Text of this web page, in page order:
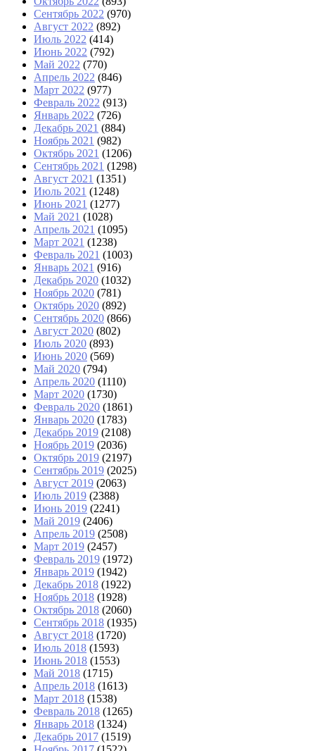
Сентябрь 2022 (970)
Август 2022 (892)
Июль 2022 (414)
Июнь 2022 (792)
Май 2022 (770)
Апрель 2022 (846)
Март 2022 (977)
Февраль 2022 (913)
Январь 2022 (726)
Декабрь 2021 (884)
Ноябрь 2021 (982)
Октябрь 2021 (1206)
Сентябрь 2021 (1298)
Август 2021 (1351)
Июль 2021 (1248)
Июнь 2021 (1277)
Май 2021 (1028)
Апрель 2021 (1095)
Март 2021 (1238)
Февраль 2021 (1003)
Январь 2021 (916)
Декабрь 2020 (1032)
Ноябрь 2020 (781)
Октябрь 2020 (892)
Сентябрь 2020 (866)
Август 2020 (802)
Июль 2020 (893)
Июнь 2020 (569)
Май 2020 (794)
Апрель 2020 (1110)
Март 2020 (1730)
Февраль 2020 (1861)
Январь 2020 (1783)
Декабрь 2019 (2108)
Ноябрь 2019 (2036)
Октябрь 2019 (2197)
Сентябрь 2019 (2025)
Август 2019 (2063)
Июль 2019 (2388)
Июнь 2019 (2241)
Май 2019 (2406)
Апрель 2019 (2508)
Март 2019 (2457)
Февраль 2019 (1972)
Январь 2019 (1942)
Декабрь 2018 (1922)
Ноябрь 2018 (1928)
Октябрь 2018 (2060)
Сентябрь 2018 (1935)
Август 2018 (1720)
Июль 2018 (1593)
Июнь 2018 (1553)
Май 2018 (1715)
Апрель 2018 (1613)
Март 2018 (1538)
Февраль 2018 (1265)
Январь 2018 (1324)
Декабрь 2017 (1519)